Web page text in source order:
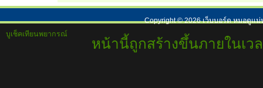
Copyright ©2026เว็บบอร์ด หมอดูแม่
บูเช็คเทียนพยากรณ์
หน้านี้ถูกสร้างขึ้นภายในเว